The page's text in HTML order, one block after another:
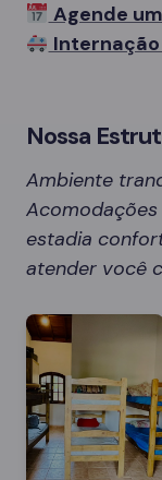
Agende
Nossa
Ambiente
estadia
atender você